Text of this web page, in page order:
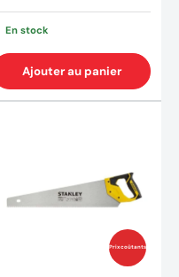
En stock
Ajouter au panier
Prix coûtants